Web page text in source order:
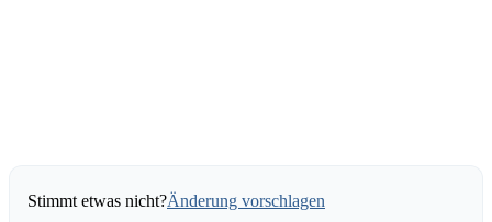
Stimmt etwas nicht?Änderung vorschlagen